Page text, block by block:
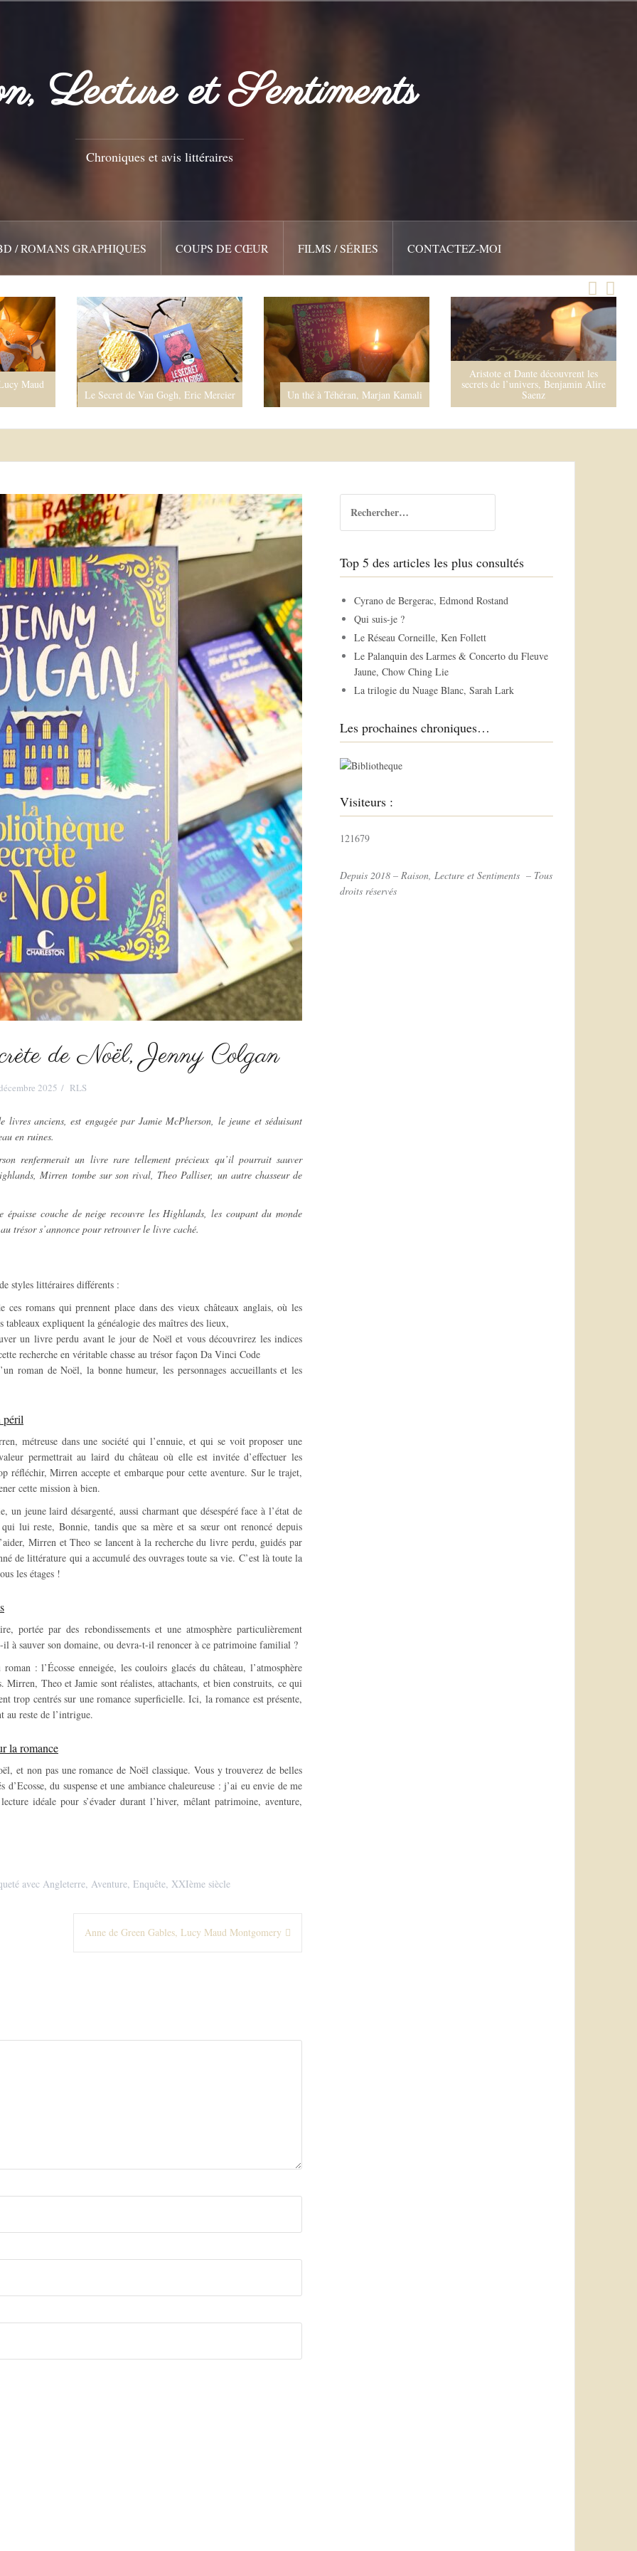
Lecture et Sentiments
Chroniques et avis littéraires
/ ROMANS GRAPHIQUES COUPS DE CŒUR FILMS / SÉRIES CONTACTEZ-MOI
Eric Mercier Un thé à Téhéran, Marjan Kamali
Aristote et Dante découvrent les
secrets de l’univers, Benjamin Alire
Saenz
La Splendeur de Cavendon Hall,
Barbara Taylor Bradford
de Noël, Jenny Colgan
2025 RLS
livres anciens, est engagée par Jamie McPherson, le jeune et séduisant
en ruines.
renfermerait un livre rare tellement précieux qu’il pourrait sauver
Mirren tombe sur son rival, Theo Palliser, un autre chasseur de
couche de neige recouvre les Highlands, les coupant du monde
trésor s’annonce pour retrouver le livre caché.
styles littéraires différents :
ces romans qui prennent place dans des vieux châteaux anglais, où les
expliquent la généalogie des maîtres des lieux,
un livre perdu avant le jour de Noël et vous découvrirez les indices
recherche en véritable chasse au trésor façon Da Vinci Code
roman de Noël, la bonne humeur, les personnages accueillants et les
péril
métreuse dans une société qui l’ennuie, et qui se voit proposer une
permettrait au laird du château où elle est invitée d’effectuer les
réfléchir, Mirren accepte et embarque pour cette aventure. Sur le trajet,
cette mission à bien.
jeune laird désargenté, aussi charmant que désespéré face à l’état de
lui reste, Bonnie, tandis que sa mère et sa sœur ont renoncé depuis
Mirren et Theo se lancent à la recherche du livre perdu, guidés par
de littérature qui a accumulé des ouvrages toute sa vie. C’est là toute la
les étages !
portée par des rebondissements et une atmosphère particulièrement
à sauver son domaine, ou devra-t-il renoncer à ce patrimoine familial ?
: l’Écosse enneigée, les couloirs glacés du château, l’atmosphère
Mirren, Theo et Jamie sont réalistes, attachants, et bien construits, ce qui
trop centrés sur une romance superficielle. Ici, la romance est présente,
au reste de l’intrigue.
la romance
et non pas une romance de Noël classique. Vous y trouverez de belles
d’Ecosse, du suspense et une ambiance chaleureuse : j’ai eu envie de me
idéale pour s’évader durant l’hiver, mêlant patrimoine, aventure,
avec Angleterre, Aventure, Enquête, XXIème siècle
Anne de Green Gables, Lucy Maud Montgomery
c
e
r
c
r
Top 5 des articles les plus consultés
Cyrano de Bergerac, Edmond Rostand
Qui suis-je ?
Le Réseau Corneille, Ken Follett
Le Palanquin des Larmes & Concerto du Fleuve
Jaune, Chow Ching Lie
La trilogie du Nuage Blanc, Sarah Lark
Les prochaines chroniques…
Visiteurs :
121679
Depuis 2018 – Raison, Lecture et Sentiments – Tous
droits réservés